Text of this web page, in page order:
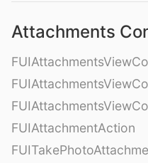
Attachments
FUIAttachmentAction